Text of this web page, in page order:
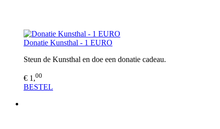
Donatie Kunsthal - 1 EURO
Steun de Kunsthal en doe een donatie cadeau.
€ 1,00
BESTEL